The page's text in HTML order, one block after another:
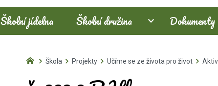
Školní jídelna Školní družina Dokumenty
Škola Projekty Učíme se ze života pro život